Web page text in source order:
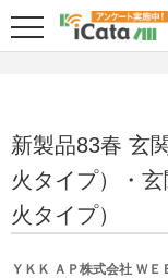
新製品83春 玄
火タイプ）・
火タイプ）
ＹＫＫ ＡＰ株式会社 ＷＥ